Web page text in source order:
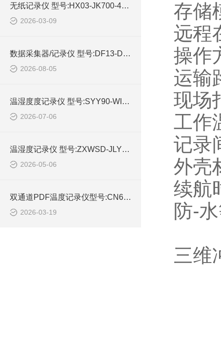
无纸记录仪 型号:HX03-JK700-48的简单介绍
2026-03-09
数据采集器/记录仪 型号:DF13-DaqPRO 800Q库号：M53781的详细介绍
2026-08-05
温湿度度记录仪 型号:SYY90-WIFI-200E库号：M409260的技术介绍
2026-07-06
温湿度记录仪 型号:ZXWSD-JLY的简单介绍
2026-05-06
双通道PDF温度记录仪型号:CN63-YDP-10E的技术参数
2026-03-19
存储
远程
操作
运输
现场
工作
记录
外壳
续航
防-
三维